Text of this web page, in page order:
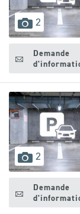
2 images
Demande
2 images
Demande